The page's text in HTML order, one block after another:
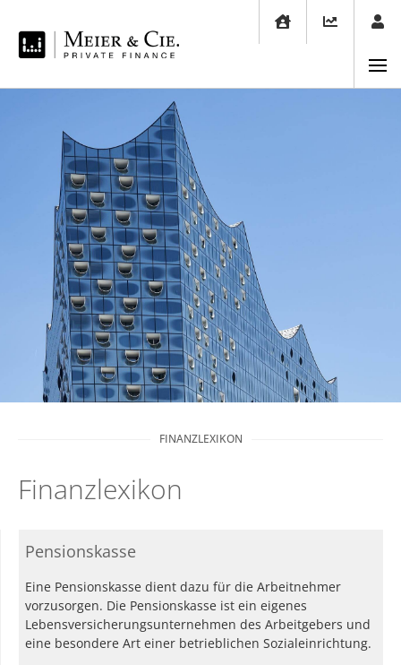
FINANZLEXIKON
Finanzlexikon
Pensionskasse
Eine Pensionskasse dient dazu für die Arbeitnehmer
vorzusorgen. Die Pensionskasse ist ein eigenes
Lebensversicherungsunternehmen des Arbeitgebers und
eine besondere Art einer betrieblichen Sozialeinrichtung.